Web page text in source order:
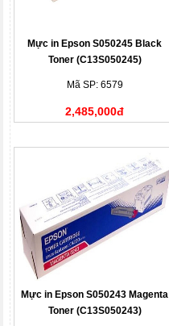
Mực in Epson S050245 Black
Toner (C13S050245)
Mã SP: 6579
2,485,000đ
Mực in Epson S050243 Magenta
Toner (C13S050243)